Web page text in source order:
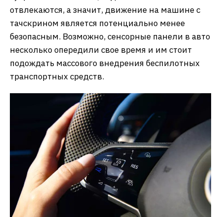
отвлекаются, а значит, движение на машине с
тачскрином является потенциально менее
безопасным. Возможно, сенсорные панели в авто
несколько опередили свое время и им стоит
подождать массового внедрения беспилотных
транспортных средств.